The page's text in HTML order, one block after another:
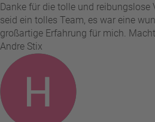
Danke für die tolle und reibungslose
seid ein tolles Team, es war eine
großartige Erfahrung für mich.
Andre Stix